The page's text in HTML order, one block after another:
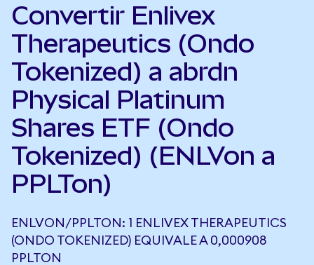
Convertir Enlivex
Therapeutics (Ondo
Tokenized) a abrdn
Physical Platinum
Shares ETF (Ondo
Tokenized) (ENLVon a
PPLTon)
ENLVON/PPLTON: 1 ENLIVEX THERAPEUTICS
(ONDO TOKENIZED) EQUIVALE A 0,000908
PPLTON